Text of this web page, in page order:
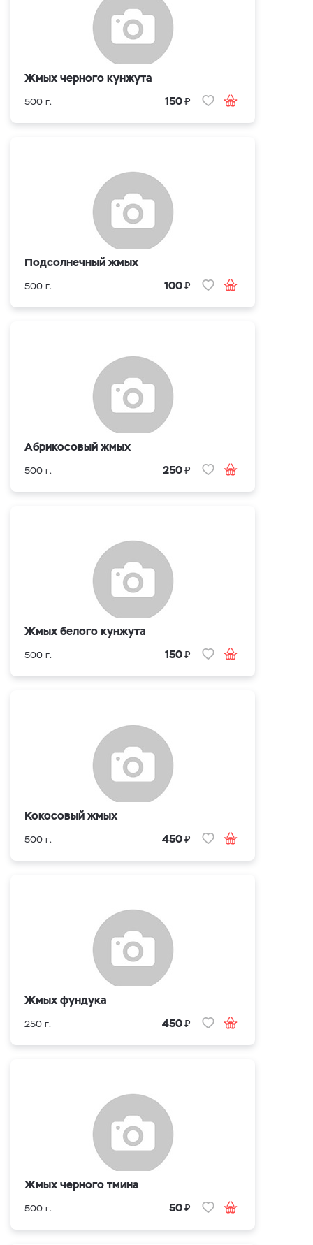
Жмых черного кунжута
500 г. 150₽
Подсолнечный жмых
500 г. 100₽
Абрикосовый жмых
500 г. 250₽
Жмых белого кунжута
500 г. 150₽
Кокосовый жмых
500 г. 450₽
Жмых фундука
250 г. 450₽
Жмых черного тмина
500 г. 50₽